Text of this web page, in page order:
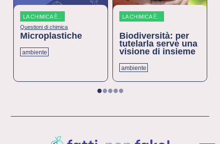
LA CHIMICA È...
Questioni di chimica
Microplastiche
ambiente
LA CHIMICA È...
Biodiversità: per
tutelarla serve una
visione di insieme
ambiente
12345